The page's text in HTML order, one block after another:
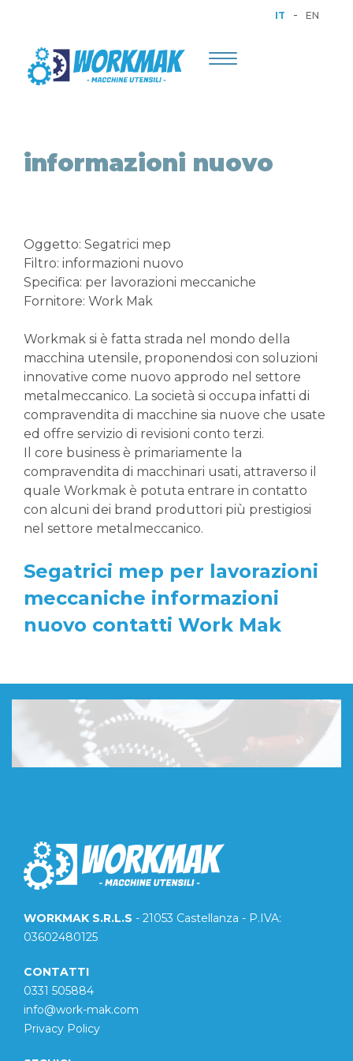
IT - EN
Toggle
informazioni nuovo
Oggetto: Segatrici mep
Filtro: informazioni nuovo
Specifica: per lavorazioni meccaniche
Fornitore: Work Mak
Workmak si è fatta strada nel mondo della
macchina utensile, proponendosi con soluzioni
innovative come nuovo approdo nel settore
metalmeccanico. La società si occupa infatti di
compravendita di macchine sia nuove che usate
ed offre servizio di revisioni conto terzi.
Il core business è primariamente la
compravendita di macchinari usati, attraverso il
quale Workmak è potuta entrare in contatto
con alcuni dei brand produttori più prestigiosi
nel settore metalmeccanico.
Segatrici mep per lavorazioni
meccaniche informazioni
nuovo contatti Work Mak
WORKMAK S.R.L.S - 21053 Castellanza - P.IVA:
03602480125
CONTATTI
0331 505884
info@work-mak.com
Privacy Policy